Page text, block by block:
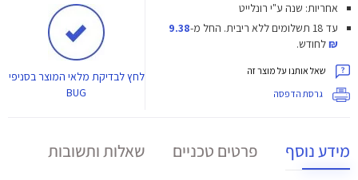
אחריות: שנה ע"י רונלייט
עד 18 תשלומים ללא ריבית.
החל מ-9.38
₪לחודש.
שאל אותנו על מוצר זה
גרסת הדפסה
לחץלבדיקת מלאי המוצר בסניפי
BUG
מידע נוסף פרטים טכניים שאלות ותשובות